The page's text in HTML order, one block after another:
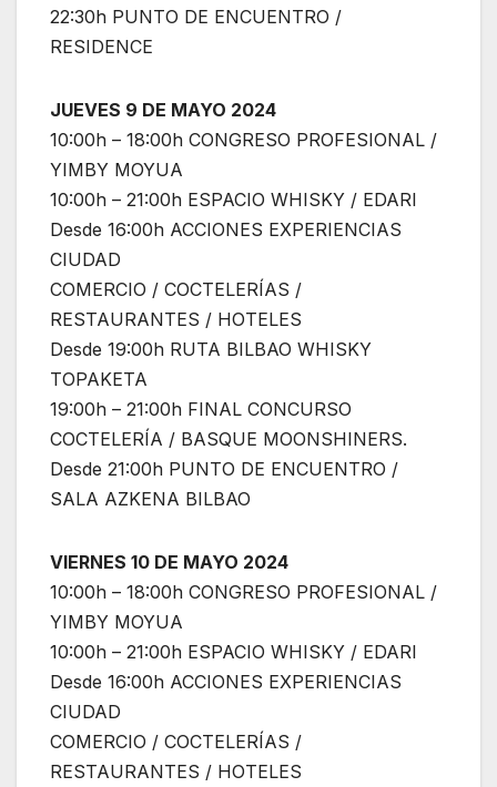
22:30h PUNTO DE ENCUENTRO /
RESIDENCE
JUEVES 9 DE MAYO 2024
10:00h – 18:00h CONGRESO PROFESIONAL /
YIMBY MOYUA
10:00h – 21:00h ESPACIO WHISKY / EDARI
Desde 16:00h ACCIONES EXPERIENCIAS
CIUDAD
COMERCIO / COCTELERÍAS /
RESTAURANTES / HOTELES
Desde 19:00h RUTA BILBAO WHISKY
TOPAKETA
19:00h – 21:00h FINAL CONCURSO
COCTELERÍA / BASQUE MOONSHINERS.
Desde 21:00h PUNTO DE ENCUENTRO /
SALA AZKENA BILBAO
VIERNES 10 DE MAYO 2024
10:00h – 18:00h CONGRESO PROFESIONAL /
YIMBY MOYUA
10:00h – 21:00h ESPACIO WHISKY / EDARI
Desde 16:00h ACCIONES EXPERIENCIAS
CIUDAD
COMERCIO / COCTELERÍAS /
RESTAURANTES / HOTELES